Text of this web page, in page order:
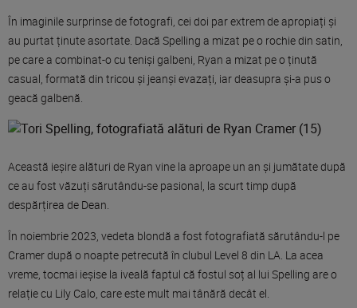
În imaginile surprinse de fotografi, cei doi par extrem de apropiați și
au purtat ținute asortate. Dacă Spelling a mizat pe o rochie din satin,
pe care a combinat-o cu teniși galbeni, Ryan a mizat pe o ținută
casual, formată din tricou și jeanși evazați, iar deasupra și-a pus o
geacă galbenă.
Această ieșire alături de Ryan vine la aproape un an și jumătate după
ce au fost văzuți sărutându-se pasional, la scurt timp după
despărțirea de Dean.
În noiembrie 2023, vedeta blondă a fost fotografiată sărutându-l pe
Cramer după o noapte petrecută în clubul Level 8 din LA. La acea
vreme, tocmai ieșise la iveală faptul că fostul soț al lui Spelling are o
relație cu Lily Calo, care este mult mai tânără decât el.